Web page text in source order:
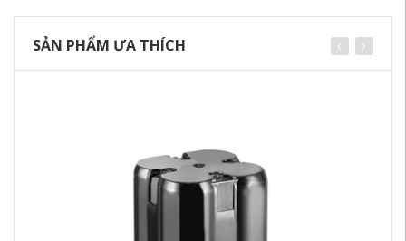
SẢN PHẨM ƯA THÍCH